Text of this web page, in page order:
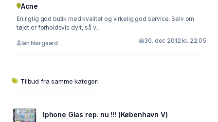
Acne
En rigtig god butik med kvalitet og virkelig god service. Selv om
tøjet er forholdsvis dyrt, så v...
Ian Nørgaard 30. dec 2012 kl. 22:05
Tilbud fra samme kategori
Iphone Glas rep. nu !!! (København V)